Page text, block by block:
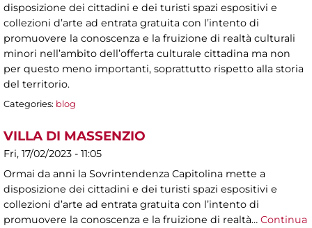
disposizione dei cittadini e dei turisti spazi espositivi e
collezioni d’arte ad entrata gratuita con l’intento di
promuovere la conoscenza e la fruizione di realtà culturali
minori nell’ambito dell’offerta culturale cittadina ma non
per questo meno importanti, soprattutto rispetto alla storia
del territorio.
Categories: blog
VILLA DI MASSENZIO
Fri, 17/02/2023 - 11:05
Ormai da anni la Sovrintendenza Capitolina mette a
disposizione dei cittadini e dei turisti spazi espositivi e
collezioni d’arte ad entrata gratuita con l’intento di
promuovere la conoscenza e la fruizione di realtà… Continua